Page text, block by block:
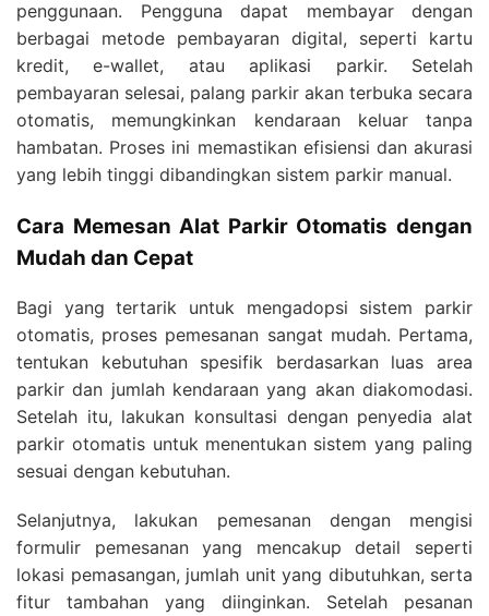
penggunaan. Pengguna dapat membayar dengan
berbagai metode pembayaran digital, seperti kartu
kredit, e-wallet, atau aplikasi parkir. Setelah
pembayaran selesai, palang parkir akan terbuka secara
otomatis, memungkinkan kendaraan keluar tanpa
hambatan. Proses ini memastikan efisiensi dan akurasi
yang lebih tinggi dibandingkan sistem parkir manual.
Cara Memesan Alat Parkir Otomatis dengan
Mudah dan Cepat
Bagi yang tertarik untuk mengadopsi sistem parkir
otomatis, proses pemesanan sangat mudah. Pertama,
tentukan kebutuhan spesifik berdasarkan luas area
parkir dan jumlah kendaraan yang akan diakomodasi.
Setelah itu, lakukan konsultasi dengan penyedia alat
parkir otomatis untuk menentukan sistem yang paling
sesuai dengan kebutuhan.
Selanjutnya, lakukan pemesanan dengan mengisi
formulir pemesanan yang mencakup detail seperti
lokasi pemasangan, jumlah unit yang dibutuhkan, serta
fitur tambahan yang diinginkan. Setelah pesanan